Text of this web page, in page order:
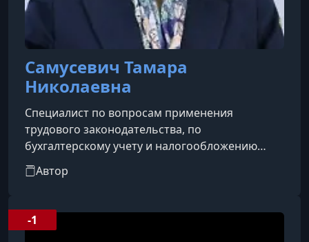
Самусевич Тамара
Николаевна
Специалист по вопросам применения
трудового законодательства, по
бухгалтерскому учету и налогообложению
заработной платы. Аттестованный главный
бухгалтер. Эксперт по проведению
лет практики в сфере бухгалтерского учета и
кадрового делопроизводства. Разработчик
Автор
-1